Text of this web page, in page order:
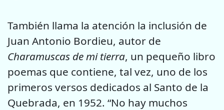
También llama la atención la inclusión de
Juan Antonio Bordieu, autor de
Charamuscas de mi tierra, un pequeño libro
poemas que contiene, tal vez, uno de los
primeros versos dedicados al Santo de la
Quebrada, en 1952. “No hay muchos